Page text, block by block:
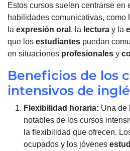
Estos cursos suelen centrarse en
habilidades comunicativas, como
la expresión oral , la lectura y la
que los estudiantes puedan
en situaciones profesionales y
Beneficios de los
intensivos de
Flexibilidad horaria: Una de
notables de los cursos
la flexibilidad que ofrecen.
ocupados y los jóvenes